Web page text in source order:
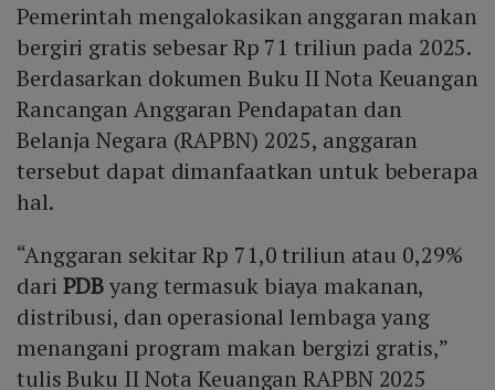
Pemerintah mengalokasikan anggaran makan
bergiri gratis sebesar Rp 71 triliun pada 2025.
Berdasarkan dokumen Buku II Nota Keuangan
Rancangan Anggaran Pendapatan dan
Belanja Negara (RAPBN) 2025, anggaran
tersebut dapat dimanfaatkan untuk beberapa
hal.
“Anggaran sekitar Rp 71,0 triliun atau 0,29%
dari PDByang termasuk biaya makanan,
distribusi, dan operasional lembaga yang
menangani program makan bergizi gratis,”
tulis Buku II Nota Keuangan RAPBN 2025